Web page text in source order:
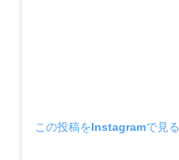
この投稿をInstagramで見る